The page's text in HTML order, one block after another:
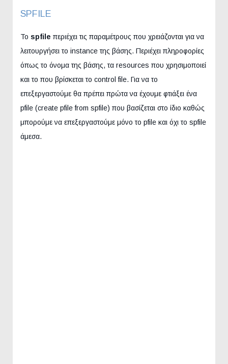
SPFILE
Το spfile περιέχει τις παραμέτρους που χρειάζονται για να
λειτουργήσει το instance της βάσης. Περιέχει πληροφορίες
όπως το όνομα της βάσης, τα resources που χρησιμοποιεί
και το που βρίσκεται το control file. Για να το
επεξεργαστούμε θα πρέπει πρώτα να έχουμε φτιάξει ένα
pfile (create pfile from spfile) που βασίζεται στο ίδιο καθώς
μπορούμε να επεξεργαστούμε μόνο το pfile και όχι το spfile
άμεσα.